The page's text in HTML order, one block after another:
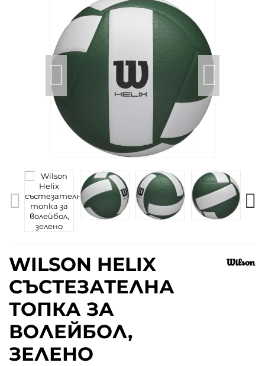
WILSON HELIX
СЪСТЕЗАТЕЛНА
ТОПКА ЗА
ВОЛЕЙБОЛ,
ЗЕЛЕНО